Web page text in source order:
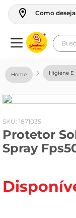
Como
Higiene E
: 1871035
Protetor
Spray
geladeira
fogao
café
cerveja
leite